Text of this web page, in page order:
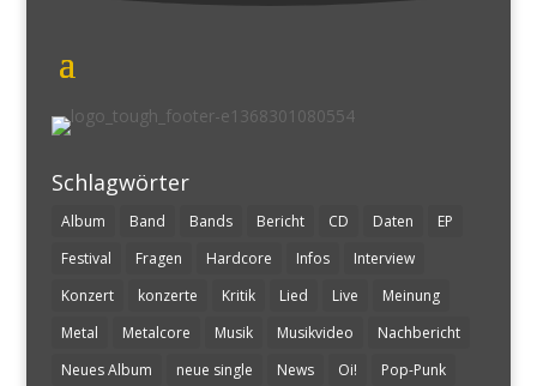
Schlagwörter
Album Band Bands Bericht CD Daten
EP
Festival
Fragen Hardcore Infos
Interview
Konzert
konzerte Kritik Lied Live
Meinung
Metal
Metalcore Musik Musikvideo
Nachbericht
Neues Album
neue single News Oi! Pop-Punk